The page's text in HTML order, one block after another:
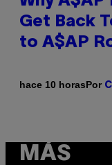
Get Back
to A$AP
hace 10 horasPor
MÁS